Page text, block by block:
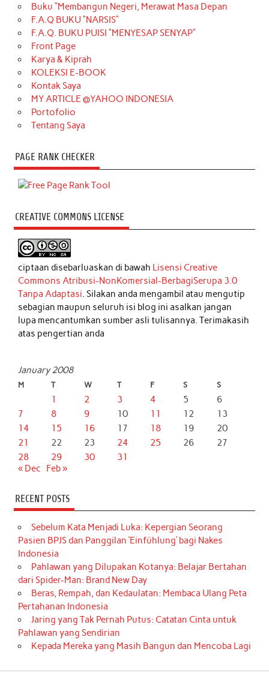
Buku “Membangun Negeri, Merawat Masa Depan
F.A.Q BUKU “NARSIS”
F.A.Q. BUKU PUISI “MENYESAP SENYAP”
Front Page
Karya & Kiprah
KOLEKSI E-BOOK
Kontak Saya
MY ARTICLE @YAHOO INDONESIA
Portofolio
Tentang Saya
PAGE RANK CHECKER
CREATIVE COMMONS LICENSE
ciptaan disebarluaskan di bawah Lisensi Creative
Commons Atribusi-NonKomersial-BerbagiSerupa 3.0
Tanpa Adaptasi. Silakan anda mengambil atau mengutip
sebagian maupun seluruh isi blog ini asalkan jangan
lupa mencantumkan sumber asli tulisannya. Terimakasih
atas pengertian anda
January 2008
M T W T F S S
1 2 3 4 5
6
7
8 9 10 11 12
13
14
15 16 17 18 19
20
21
22 23 24 25 26
27
28
29 30
31
« Dec
Feb »
RECENT POSTS
Sebelum Kata Menjadi Luka: Kepergian Seorang
Pasien BPJS dan Panggilan ‘Einfühlung’ bagi Nakes
Indonesia
Pahlawan yang Dilupakan Kotanya: Belajar Bertahan
dari Spider-Man: Brand New Day
Beras, Rempah, dan Kedaulatan: Membaca Ulang Peta
Pertahanan Indonesia
Jaring yang Tak Pernah Putus: Catatan Cinta untuk
Pahlawan yang Sendirian
Kepada Mereka yang Masih Bangun dan Mencoba Lagi